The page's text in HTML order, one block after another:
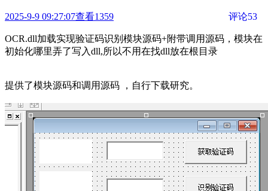
2025-9-9 09:27:07查看1359 评论53
OCR.dll加载实现验证码识别模块源码+附带调用源码，模块在
初始化哪里弄了写入dll,所以不用在找dll放在根目录
提供了模块源码和调用源码 ，自行下载研究。